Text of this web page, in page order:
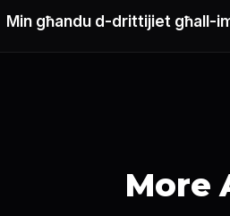
Min għandu d-drittijiet għall-
More